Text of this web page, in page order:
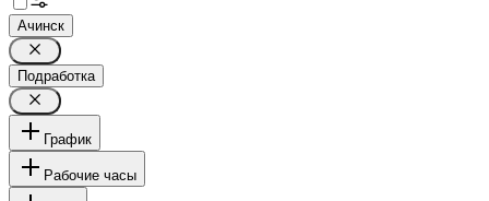
Ачинск
Подработка
График
Рабочие часы